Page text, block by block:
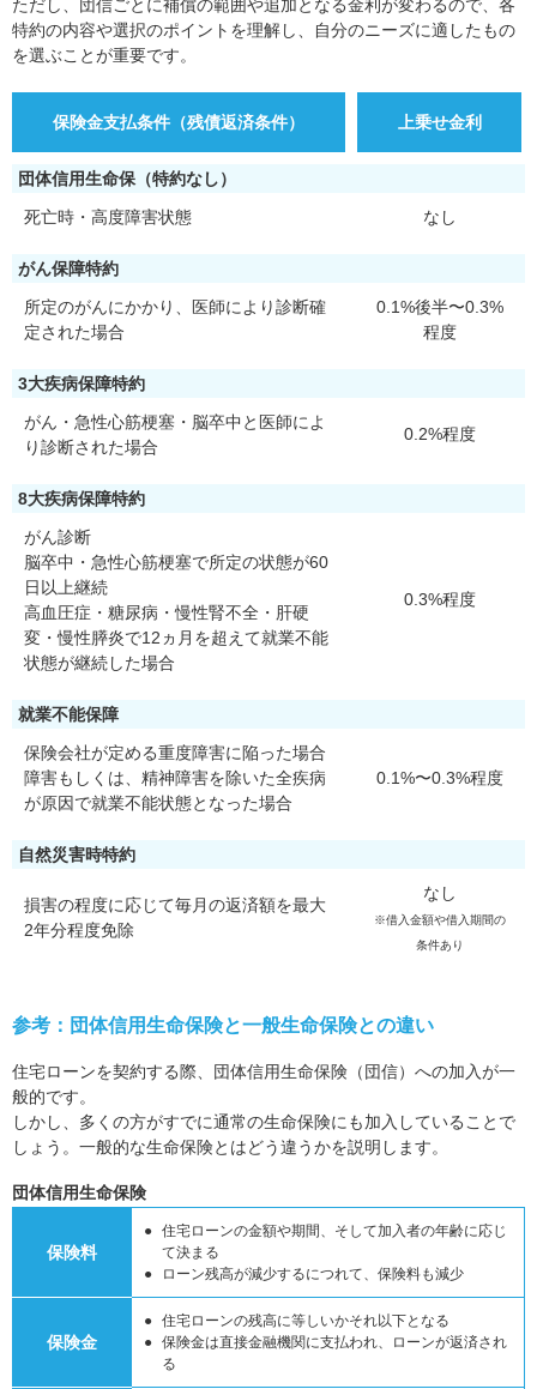
ただし、団信ごとに補償の範囲や追加となる金利が変わるので、各
特約の内容や選択のポイントを理解し、自分のニーズに適したもの
を選ぶことが重要です。
保険金支払条件（残債返済条件） 上乗せ金利
団体信用生命保（特約なし）
死亡時・高度障害状態
なし
がん保障特約
所定のがんにかかり、医師により診断確
定された場合
0.1%後半〜0.3%
程度
3大疾病保障特約
がん・急性心筋梗塞・脳卒中と医師によ
り診断された場合
0.2%程度
8大疾病保障特約
がん診断
脳卒中・急性心筋梗塞で所定の状態が60
日以上継続
高血圧症・糖尿病・慢性腎不全・肝硬
変・慢性膵炎で12ヵ月を超えて就業不能
状態が継続した場合
0.3%程度
就業不能保障
保険会社が定める重度障害に陥った場合
障害もしくは、精神障害を除いた全疾病
が原因で就業不能状態となった場合
0.1%〜0.3%程度
自然災害時特約
損害の程度に応じて毎月の返済額を最大
2年分程度免除
なし
※借入金額や借入期間の
条件あり
参考：団体信用生命保険と一般生命保険との違い
住宅ローンを契約する際、団体信用生命保険（団信）への加入が一
般的です。
しかし、多くの方がすでに通常の生命保険にも加入していることで
しょう。一般的な生命保険とはどう違うかを説明します。
団体信用生命保険
保険料
住宅ローンの金額や期間、そして加入者の年齢に応じ
て決まる
ローン残高が減少するにつれて、保険料も減少
保険金
住宅ローンの残高に等しいかそれ以下となる
保険金は直接金融機関に支払われ、ローンが返済され
る